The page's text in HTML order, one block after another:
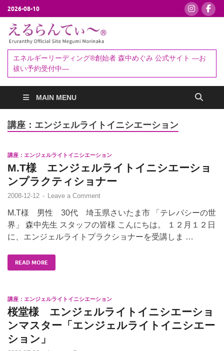
2026-08-10
ぃ～®
予約受付中
エネルギーリーディング®創始者 森中めぐみ 公式サイト ―お
祓い予約受付中―
MAIN MENU
講座：エンジェルライトイニシエーション
講座：エンジェルライトイニシエーション
M.T様 エンジェルライトイニシエーショ
ンプラクティショナー
2008-12-12 - Leave a Comment
M.T様 男性 30代 埼玉県さいたま市 「テレパシーの世
界」 森中先生 スタッフの皆様 こんにちは。 １２月１２日
に、エンジェルライトプラクショナーを受講しま …
READ MORE
講座：エンジェルライトイニシエーション
桜堂様 エンジェルライトイニシエーショ
ンマスター「エンジェルライトイニシエー
ション」